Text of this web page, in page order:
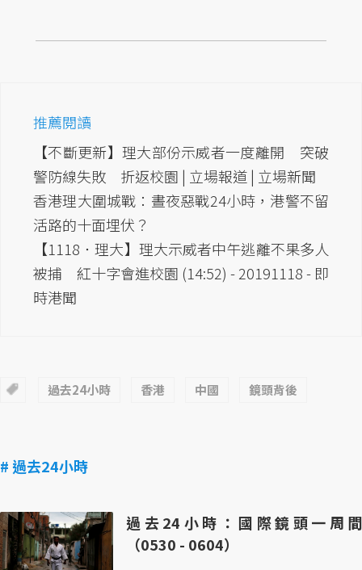
推薦閱讀
【不斷更新】理大部份示威者一度離開 突破
警防線失敗 折返校園 | 立場報道 | 立場新聞
香港理大圍城戰：晝夜惡戰24小時，港警不留
活路的十面埋伏？
【1118．理大】理大示威者中午逃離不果多人
被捕 紅十字會進校園 (14:52) - 20191118 - 即
時港聞
過去24小時 香港 中國 鏡頭背後
# 過去24小時
過去24小時：國際鏡頭一周間
（0530 - 0604）